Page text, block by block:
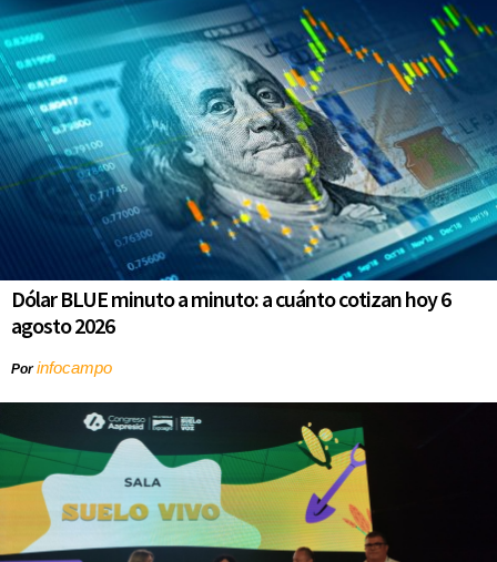
Dólar BLUE minuto a minuto: a cuánto cotizan hoy 6
agosto 2026
Porinfocampo